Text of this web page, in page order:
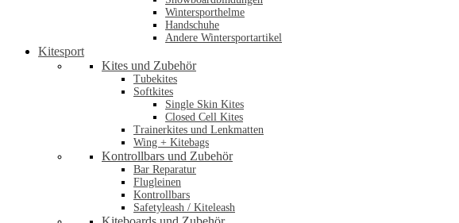
Wintersporthelme
Handschuhe
Andere Wintersportartikel
Kitesport
Kites und Zubehör
Tubekites
Softkites
Single Skin Kites
Closed Cell Kites
Trainerkites und Lenkmatten
Wing + Kitebags
Kontrollbars und Zubehör
Bar Reparatur
Flugleinen
Kontrollbars
Safetyleash / Kiteleash